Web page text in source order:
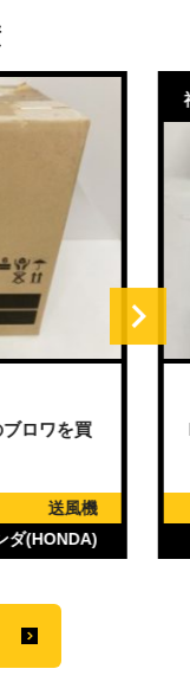
ロワを買
送風機
ダ(HONDA)